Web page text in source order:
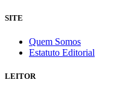
SITE
Quem Somos
Estatuto Editorial
LEITOR